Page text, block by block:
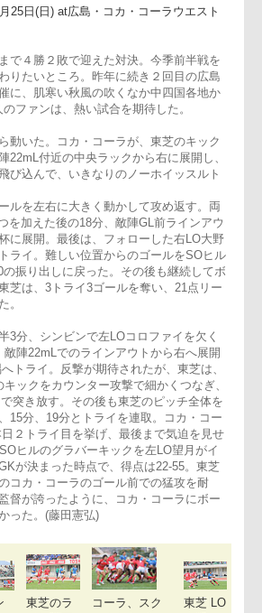
トレッドスパークス 22-55 東芝ブレイブル
まで４勝２敗で迎えた対決。今季前半戦を
わりたいところ。昨年に続き２回目の広島
催に、肌寒い秋風の吹くなか中四国各地か
人のファンは、熱い試合を期待した。
ら動いた。コカ・コーラが、東芝のキック
陣22mL付近の中央ラックから右に展開し
飛び込んで、いきなりのノーホイッスルト
ールを左右に大きく動かして攻め返す。両
つを加えた後の18分、敵陣GL前ラインア
杯に展開。最後は、フォローした右LO大
10の振り出しに戻った。その後も継続して
東芝は、3トライ3ゴールを奪い、21点リ
た。
半3分、シンビンで左LOコロファイを欠く
、敵陣22mLでのラインアウトから右へ展開
隅へトライ。反撃が期待されたが、東芝は
のキックをカウンター攻撃で細かくつなぎ
で突き放す。その後も東芝のピッチ全体
、15分、19分とトライを連取。コカ・コ
本日２トライ目を挙げ、最後まで気迫を見
GKが決まった時点で、得点は22-55。東芝
のコカ・コーラのゴール前での猛攻を耐
監督が誇ったように、コカ・コーラにボー
かった。(藤田憲弘)